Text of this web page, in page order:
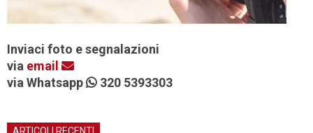
Inviaci foto e segnalazioni
via email
via Whatsapp
320 5393303